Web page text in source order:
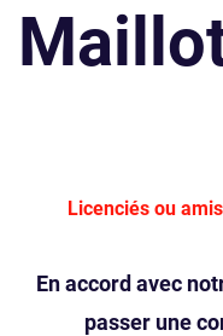
Licenciés ou
En accord avec
passer une